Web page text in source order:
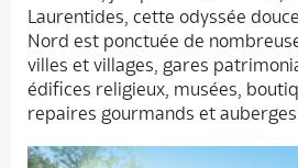
Laurentides, cette odyssée
Nord est ponctuée de
villes et villages, gares
édifices religieux, musées,
repaires gourmands et auberges…